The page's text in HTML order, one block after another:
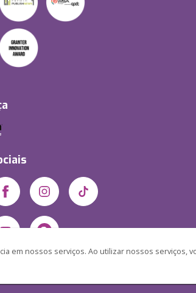
em nossos serviços. Ao utilizar nossos serviços,